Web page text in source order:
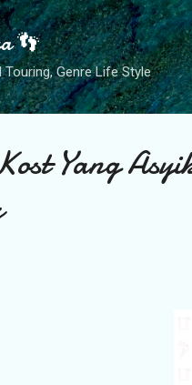
👣
Touring, Genre Life Style
Yang